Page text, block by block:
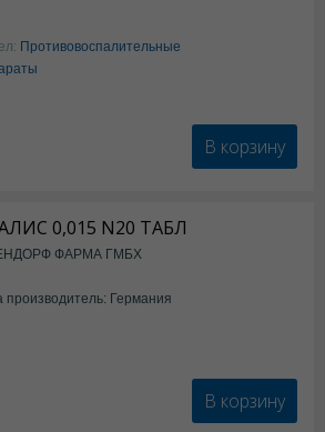
Противовоспалительные
В корзину
0,015 N20 ТАБЛ
ФАРМА ГМБХ
производитель: Германия
В корзину